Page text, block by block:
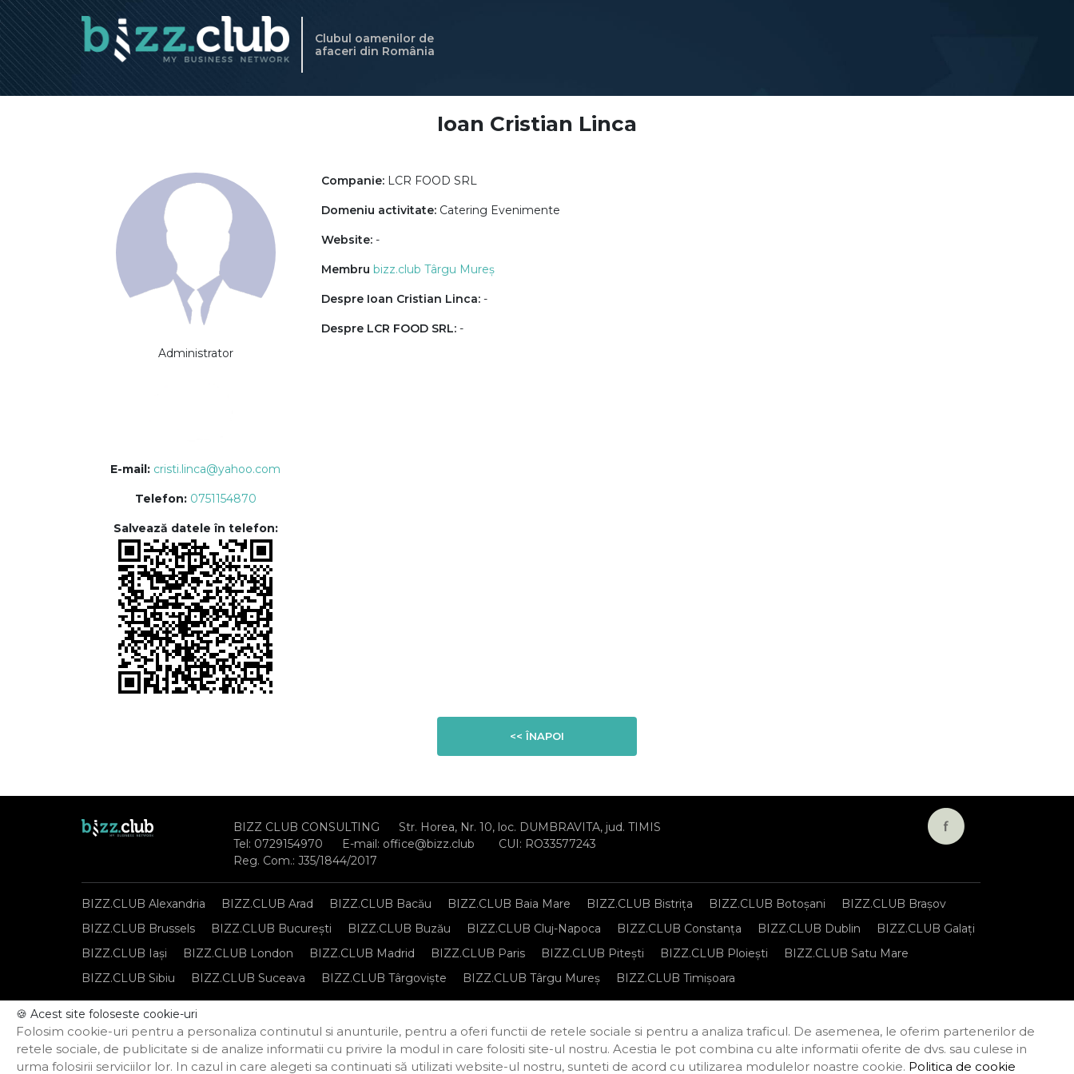
Clubul oamenilor de
afaceri din România
Ioan Cristian Linca
Administrator
E-mail: cristi.linca@yahoo.com
Telefon: 0751154870
Salvează datele în telefon:
Companie: LCR FOOD SRL
Domeniu activitate: Catering Evenimente
Website: -
Membru bizz.club Târgu Mureș
Despre Ioan Cristian Linca: -
Despre LCR FOOD SRL: -
<< ÎNAPOI
BIZZ CLUB CONSULTING
Str. Horea, Nr. 10, loc. DUMBRAVITA, jud. TIMIS
Tel: 0729154970 E-mail: office@bizz.club
CUI: RO33577243
Reg. Com.: J35/1844/2017
BIZZ.CLUB Alexandria BIZZ.CLUB Arad BIZZ.CLUB Bacău BIZZ.CLUB Baia Mare BIZZ.CLUB Bistrița BIZZ.CLUB Botoșani
BIZZ.CLUB Brașov
BIZZ.CLUB Brussels
BIZZ.CLUB București BIZZ.CLUB Buzău BIZZ.CLUB Cluj-Napoca BIZZ.CLUB Constanța BIZZ.CLUB Dublin
BIZZ.CLUB Galați
BIZZ.CLUB Iași
BIZZ.CLUB London BIZZ.CLUB Madrid BIZZ.CLUB Paris BIZZ.CLUB Pitești BIZZ.CLUB Ploiești
BIZZ.CLUB Satu Mare
BIZZ.CLUB Sibiu
BIZZ.CLUB Suceava BIZZ.CLUB Târgoviște BIZZ.CLUB Târgu Mureș BIZZ.CLUB Timișoara
Notă de informare privind prelucrarea datelor personale Regulament de organizare și participare Politica de confidențialitate
Termeni și condiții
Politica privind funcționarea cookie-urilor
🍪 Acest site foloseste cookie-uri
Folosim cookie-uri pentru a personaliza continutul si anunturile, pentru a oferi functii de retele sociale si pentru a analiza traficul. De asemenea, le oferim partenerilor de
retele sociale, de publicitate si de analize informatii cu privire la modul in care folositi site-ul nostru. Acestia le pot combina cu alte informatii oferite de dvs. sau culese in
urma folosirii serviciilor lor. In cazul in care alegeti sa continuati să utilizati website-ul nostru, sunteti de acord cu utilizarea modulelor noastre cookie. Politica de cookie